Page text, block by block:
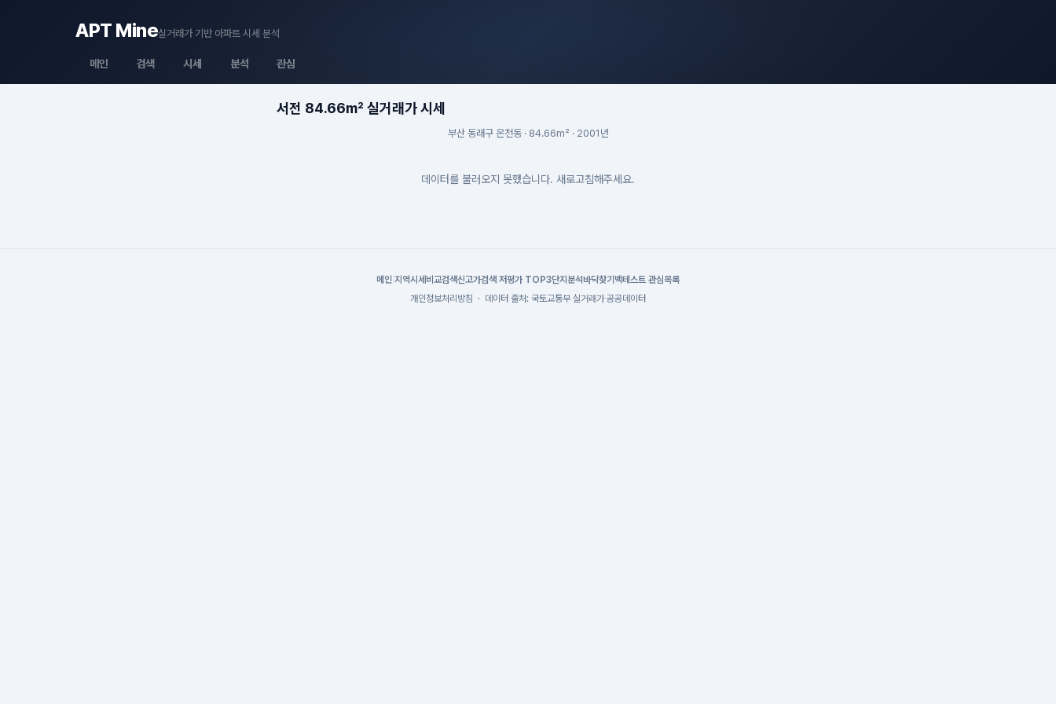
APT Mine실거래가 기반 아파트 시세 분석
메인 검색 시세 분석 관심
서전 84.66m² 실거래가 시세
부산 동래구 온천동 · 84.66m² · 2001년
데이터를 불러오지 못했습니다. 새로고침해주세요.
메인 지역시세 비교검색신고가검색 저평가 TOP3단지분석 바닥찾기 백테스트 관심목록
개인정보처리방침 · 데이터 출처: 국토교통부 실거래가 공공데이터